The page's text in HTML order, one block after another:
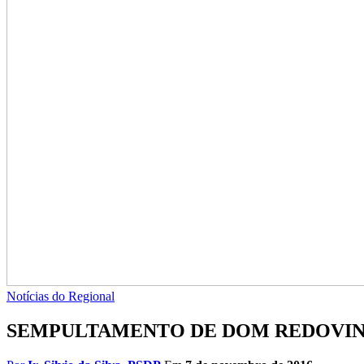
Notícias do Regional
SEMPULTAMENTO DE DOM